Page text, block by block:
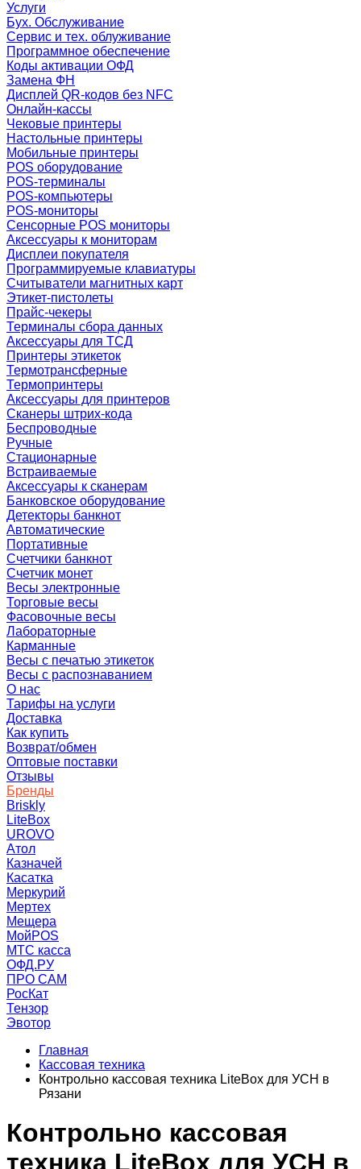
Услуги
Бух. Обслуживание
Сервис и тех. облуживание
Программное обеспечение
Коды активации ОФД
Замена ФН
Дисплей QR-кодов без NFC
Онлайн-кассы
Чековые принтеры
Настольные принтеры
Мобильные принтеры
POS оборудование
POS-терминалы
POS-компьютеры
POS-мониторы
Сенсорные POS мониторы
Аксессуары к мониторам
Дисплеи покупателя
Программируемые клавиатуры
Считыватели магнитных карт
Этикет-пистолеты
Прайс-чекеры
Терминалы сбора данных
Аксессуары для ТСД
Принтеры этикеток
Термотрансферные
Термопринтеры
Аксессуары для принтеров
Сканеры штрих-кода
Беспроводные
Ручные
Стационарные
Встраиваемые
Аксессуары к сканерам
Банковское оборудование
Детекторы банкнот
Автоматические
Портативные
Счетчики банкнот
Счетчик монет
Весы электронные
Торговые весы
Фасовочные весы
Лабораторные
Карманные
Весы с печатью этикеток
Весы с распознаванием
О нас
Тарифы на услуги
Доставка
Как купить
Возврат/обмен
Оптовые поставки
Отзывы
Бренды
Briskly
LiteBox
UROVO
Атол
Казначей
Касатка
Меркурий
Мертех
Мещера
МойPOS
МТС касса
ОФД.РУ
ПРО САМ
РосКат
Тензор
Эвотор
Главная
Кассовая техника
Контрольно кассовая техника LiteBox для УСН в
Рязани
Контрольно кассовая
техника LiteBox для УСН в